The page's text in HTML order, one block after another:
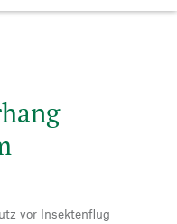
vor Insektenflug